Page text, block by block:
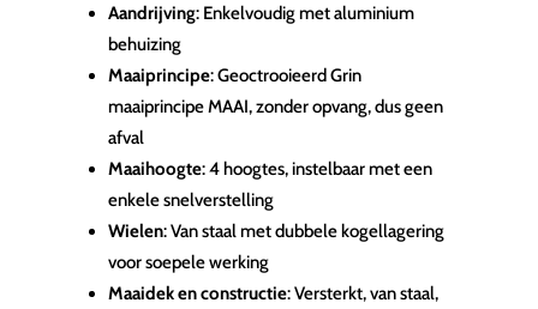
Aandrijving: Enkelvoudig met aluminium
behuizing
Maaiprincipe: Geoctrooieerd Grin
maaiprincipe MAAI, zonder opvang, dus geen
afval
Maaihoogte: 4 hoogtes, instelbaar met een
enkele snelverstelling
Wielen: Van staal met dubbele kogellagering
voor soepele werking
Maaidek en constructie: Versterkt, van staal,